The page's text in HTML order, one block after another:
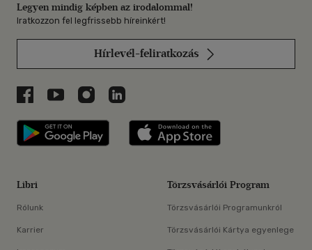
Legyen mindig képben az irodalommal!
Iratkozzon fel legfrissebb híreinkért!
Hírlevél-feliratkozás
Libri a Facebookon
Libri a Youtube-on
Libri az Instagramon
Libri a LinkedInen
Libri applikáció Szerezd meg: Google
Libri
Rólunk
Karrier
Törzsvásárlói Program
Törzsvásárlói Programunkról
Törzsvásárlói Kártya egyenlege